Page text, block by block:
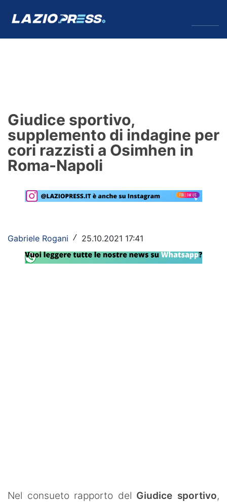
Formello
Infortuni
Primavera
Calciomercato
Rassegna Lazio
Social
Giudice sportivo,
supplemento di indagine per
cori razzisti a Osimhen in
Roma-Napoli
Gabriele Rogani / 25.10.2021 17:41
Nel consueto rapporto del Giudice sportivo,